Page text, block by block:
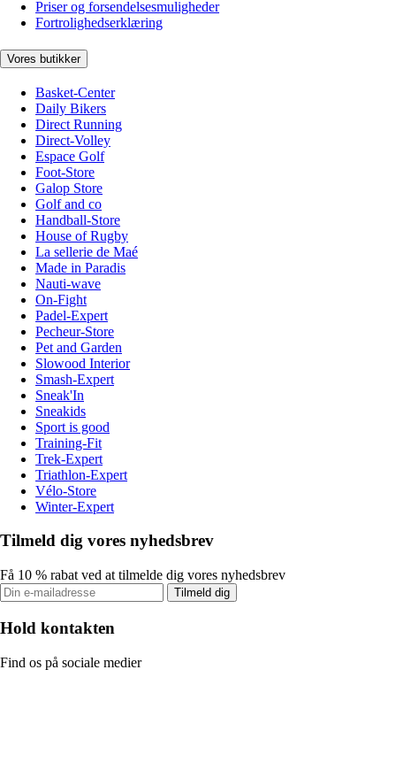
Priser og forsendelsesmuligheder
Fortrolighedserklæring
Vores butikker
Basket-Center
Daily Bikers
Direct Running
Direct-Volley
Espace Golf
Foot-Store
Galop Store
Golf and co
Handball-Store
House of Rugby
La sellerie de Maé
Made in Paradis
Nauti-wave
On-Fight
Padel-Expert
Pecheur-Store
Pet and Garden
Slowood Interior
Smash-Expert
Sneak'In
Sneakids
Sport is good
Training-Fit
Trek-Expert
Triathlon-Expert
Vélo-Store
Winter-Expert
Tilmeld dig vores nyhedsbrev
Få 10 % rabat ved at tilmelde dig vores nyhedsbrev
Tilmeld dig
Hold kontakten
Find os på sociale medier